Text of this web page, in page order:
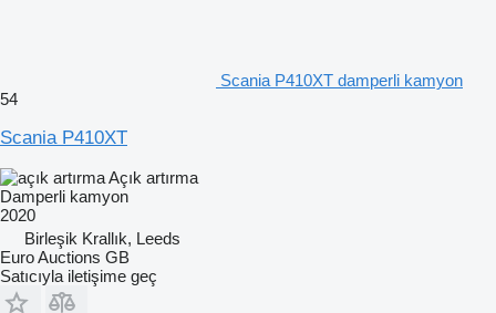
Scania P410XT damperli kamyon
54
Scania P410XT
Açık artırma
Damperli kamyon
2020
Birleşik Krallık, Leeds
Euro Auctions GB
Satıcıyla iletişime geç